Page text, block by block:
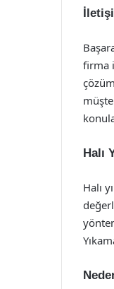
firma
Halı
Halı